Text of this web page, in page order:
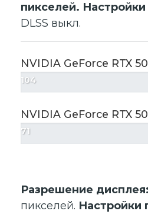
пикселей.
DLSS выкл.
NVIDIA GeForce RTX
104
NVIDIA GeForce RTX
71
Разрешение дисплея:
пикселей. Настройки